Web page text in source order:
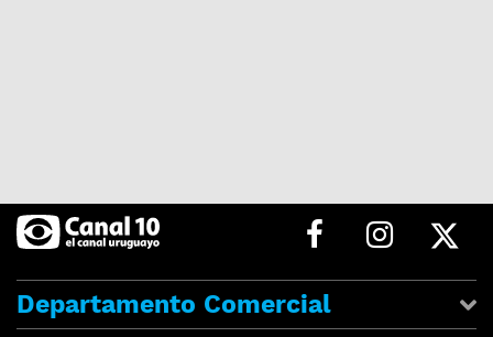
Departamento Comercial